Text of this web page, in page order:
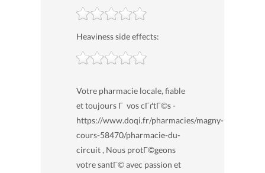
Heaviness side effects:
Votre pharmacie locale, fiable
et toujours Г vos cГґtГ©s -
https://www.doqi.fr/pharmacies/magny-
cours-58470/pharmacie-du-
circuit , Nous protГ©geons
votre santГ© avec passion et